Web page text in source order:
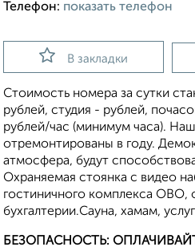
Телефон: показать телефон
В закладки
Стоимость номера за сутки
рублей, студия - рублей,
рублей/час (минимум часа).
отремонтированы в году.
атмосфера, будут
Охраняемая стоянка с видео
гостиничного комплекса ОВО,
бухгалтерии.Сауна, хамам,
БЕЗОПАСНОСТЬ: